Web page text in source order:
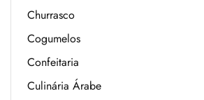
Churrasco
Cogumelos
Confeitaria
Culinária Árabe